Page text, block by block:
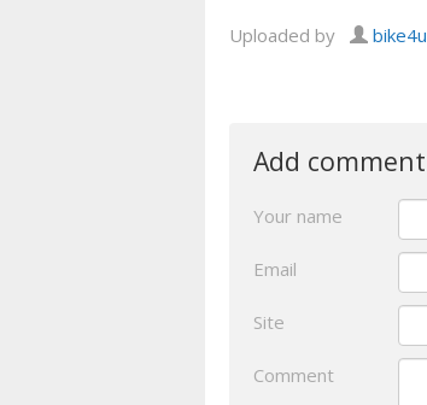
Uploaded by bike4u
Add comment
Your name
Email
Site
Comment